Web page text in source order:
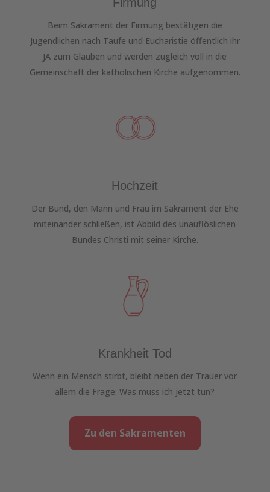
Beim Sakrament der Firmung bestätigen die
Jugendlichen nach Taufe und Eucharistie öffentlich ihr
JA zum Glauben und werden zugleich voll in die
Gemeinschaft der katholischen Kirche aufgenommen.
Hochzeit
Der Bund, den Mann und Frau im Sakrament der Ehe
miteinander schließen, ist Abbild des unauflöslichen
Bundes Christi mit seiner Kirche.
Krankheit Tod
Wenn ein Mensch stirbt, bleibt neben der Trauer vor
allem die Frage: Was muss ich jetzt tun?
Zu den Sakramenten